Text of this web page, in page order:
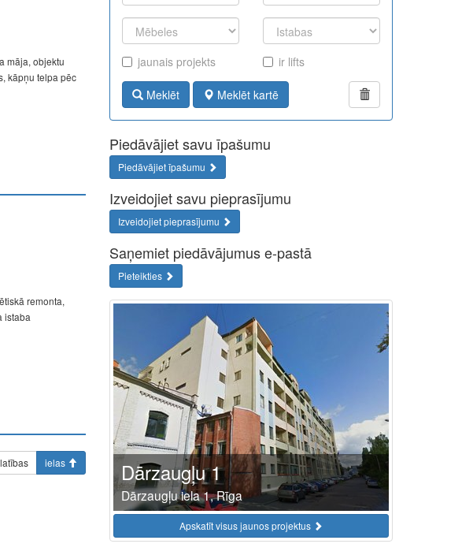
māja, objektu
kāpņu telpa pēc
remonta,
istaba
ielas
jaunais projekts ir lifts
Meklēt Meklēt kartē
Piedāvājiet savu īpašumu
Piedāvājiet īpašumu
Izveidojiet savu pieprasījumu
Izveidojiet pieprasījumu
Saņemiet piedāvājumus e-pastā
Pieteikties
Dārzaugļu 1
Dārzaugļu iela 1, Rīga
Apskatīt visus jaunos projektus